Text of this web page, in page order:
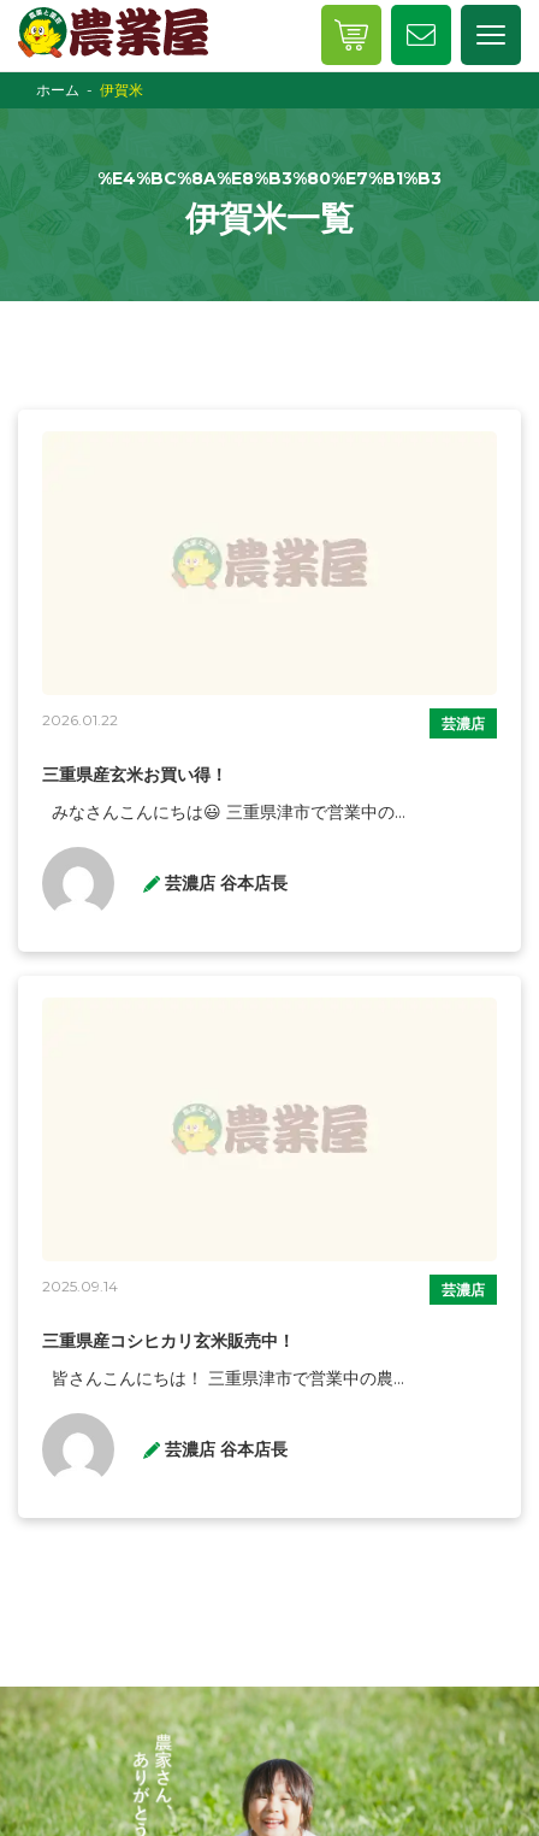
ホーム 伊賀米
%E4%BC%8A%E8%B3%80%E7%B1%B3
伊賀米一覧
2026.01.22 芸濃店
三重県産玄米お買い得！
みなさんこんにちは😃 三重県津市で営業中の...
芸濃店 谷本店長
2025.09.14 芸濃店
三重県産コシヒカリ玄米販売中！
皆さんこんにちは！ 三重県津市で営業中の農...
芸濃店 谷本店長